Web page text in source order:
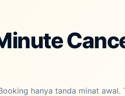
hanya tanda minat